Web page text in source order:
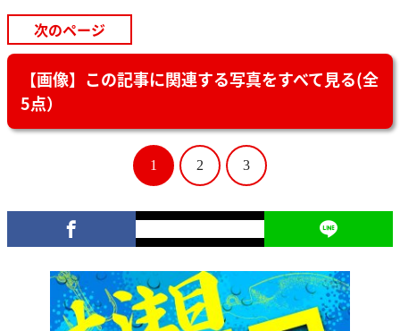
次のページ
【画像】この記事に関連する写真をすべて見る(全
5点）
1 2 3